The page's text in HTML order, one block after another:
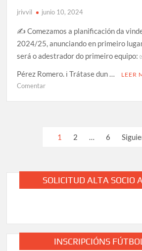
jrivvil junio 10, 2024
✍️ Comezamos a planificación da
2024/25, anunciando en primeiro
será o adestrador do primeiro equipo:
Pérez Romero. ℹ️ Trátase dun …
LEER
Comentaren
novo
primeiro
equipo
Paginación
entradas
1 2 … 6
SOLICITUD ALTA SOCIO
INSCRIPCIÓNS